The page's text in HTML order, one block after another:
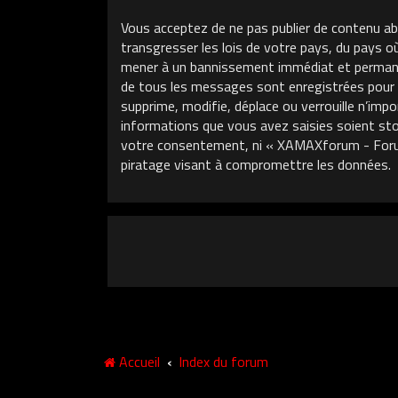
Vous acceptez de ne pas publier de contenu
transgresser les lois de votre pays, du pays
mener à un bannissement immédiat et
de tous les messages sont enregistrées
supprime, modifie, déplace ou verrouille
informations que vous avez saisies soient
votre consentement, ni « XAMAXforum -
piratage visant à compromettre les données.
Accueil Index du forum